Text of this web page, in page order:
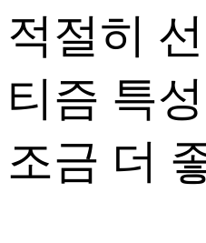
적절히
티즘 특
조금 더